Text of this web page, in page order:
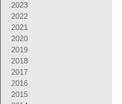
2023
2022
2021
2020
2019
2018
2017
2016
2015